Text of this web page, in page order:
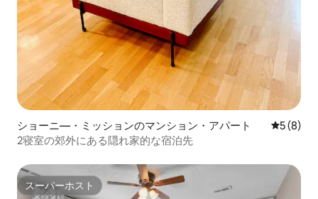
ショーニ―・ミッションのマンション・アパート レビュー
5 (8)
2寝室の郊外にある隠れ家的な宿泊先
スーパーホスト
スーパーホスト